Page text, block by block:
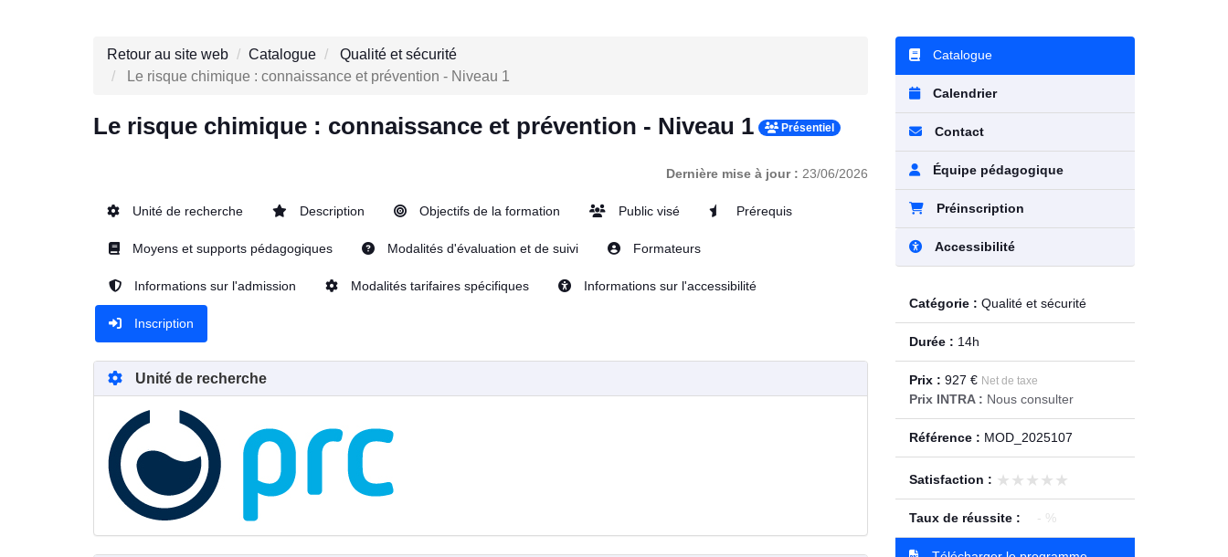
Retour au site web Catalogue
Qualité et sécurité
Le risque chimique : connaissance et prévention - Niveau 1
Le risque chimique : connaissance et prévention - Niveau 1 Présentiel
Dernière mise à jour : 23/06/2026
Unité de recherche Description Objectifs de la formation Public visé Prérequis
Moyens et supports pédagogiques Modalités d'évaluation et de suivi Formateurs
Informations sur l'admission Modalités tarifaires spécifiques Informations sur l'accessibilité
Inscription
Unité de recherche
Catalogue
Calendrier
Contact
Équipe pédagogique
Préinscription
Accessibilité
Catégorie : Qualité et sécurité
Durée : 14h
Prix : 927 € Net de taxe
Prix INTRA : Nous consulter
Référence : MOD_2025107
Satisfaction : ★★★★★
★★★★★
Taux de réussite : - %